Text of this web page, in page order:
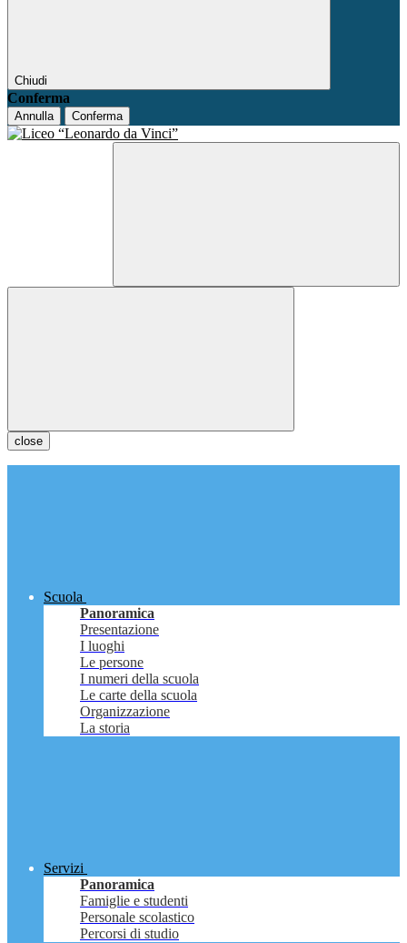
Chiudi
Conferma
Annulla Conferma
close
Scuola
Panoramica
Presentazione
I luoghi
Le persone
I numeri della scuola
Le carte della scuola
Organizzazione
La storia
Servizi
Panoramica
Famiglie e studenti
Personale scolastico
Percorsi di studio